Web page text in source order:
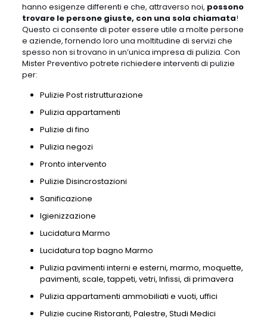
hanno esigenze differenti e che, attraverso noi, possono
trovare le persone giuste, con una sola chiamata!
Questo ci consente di poter essere utile a molte persone
e aziende, fornendo loro una moltitudine di servizi che
spesso non si trovano in un’unica impresa di pulizia. Con
Mister Preventivo potrete richiedere interventi di pulizie
per:
Pulizie Post ristrutturazione
Pulizia appartamenti
Pulizie di fino
Pulizia negozi
Pronto intervento
Pulizie Disincrostazioni
Sanificazione
Igienizzazione
Lucidatura Marmo
Lucidatura top bagno Marmo
Pulizia pavimenti interni e esterni, marmo, moquette,
pavimenti, scale, tappeti, vetri, Infissi, di primavera
Pulizia appartamenti ammobiliati e vuoti, uffici
Pulizie cucine Ristoranti, Palestre, Studi Medici